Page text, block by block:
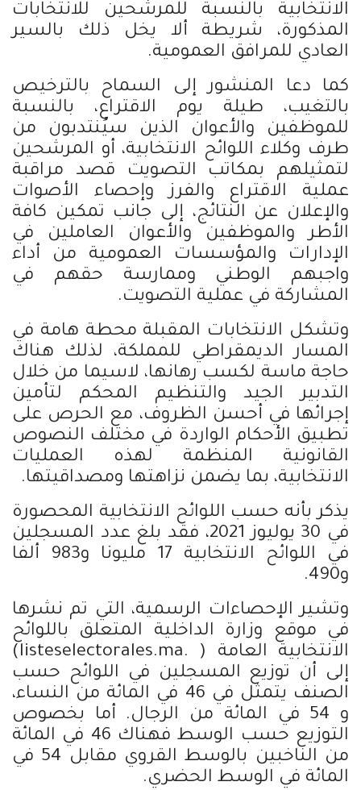
الانتخابية بالنسبة للمرشحين للانتخابات
المذكورة، شريطة ألا يخل ذلك بالسير
العادي للمرافق العمومية.
كما دعا المنشور إلى السماح بالترخيص
بالتغيب، طيلة يوم الاقتراع، بالنسبة
للموظفين والأعوان الذين سيُنتدبون من
طرف وكلاء اللوائح الانتخابية، أو المرشحين
لتمثيلهم بمكاتب التصويت قصد مراقبة
عملية الاقتراع والفرز وإحصاء الأصوات
والإعلان عن النتائج، إلى جانب تمكين كافة
الأطر والموظفين والأعوان العاملين في
الإدارات والمؤسسات العمومية من أداء
واجبهم الوطني وممارسة حقهم في
المشاركة في عملية التصويت.
وتشكل الانتخابات المقبلة محطة هامة في
المسار الديمقراطي للمملكة، لذلك هناك
حاجة ماسة لكسب رهانها، لاسيما من خلال
التدبير الجيد والتنظيم المحكم لتأمين
إجرائها في أحسن الظروف، مع الحرص على
تطبيق الأحكام الواردة في مختلف النصوص
القانونية المنظمة لهذه العمليات
الانتخابية، بما يضمن نزاهتها ومصداقيتها.
يذكر بأنه حسب اللوائح الانتخابية المحصورة
في 30 يوليوز 2021، فقد بلغ عدد المسجلين
في اللوائح الانتخابية 17 مليونا و983 ألفا
و490.
وتشير الإحصاءات الرسمية، التي تم نشرها
في موقع وزارة الداخلية المتعلق باللوائح
الانتخابية العامة ( .listeselectorales.ma)
إلى أن توزيع المسجلين في اللوائح حسب
الصنف يتمثل في 46 في المائة من النساء،
و 54 في المائة من الرجال. أما بخصوص
التوزيع حسب الوسط فهناك 46 في المائة
من الناخبين بالوسط القروي مقابل 54 في
المائة في الوسط الحضري.